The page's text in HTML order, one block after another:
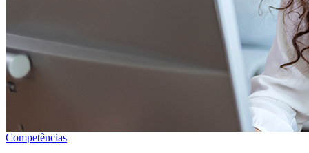
Competências